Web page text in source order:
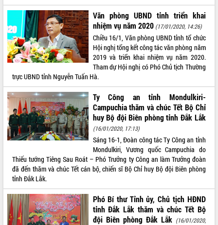
Diễn đàn Kinh tế tư nhân Việt Nam đột
phá cơ chế - Hợp tác công tư
Đề án 06 tạo bước ngoặt đột phá trong
cải cách hành chính tỉnh Đắk Lắk
Kết nối tour, đẩy mạnh chuyển đổi số
để phát triển du lịch Đắk Lắk
Khởi động Dự án Đầu tư xây dựng hạ
tầng kỹ thuật Cụm công nghiệp Tân
Tiến
Gặp mặt các cơ quan báo chí nhân Kỷ
niệm 101 năm Ngày Báo chí Cách
mạng Việt Nam
Đắk Lắk sơ kết 4 năm triển khai thực
Họp báo thông tin về Hội nghị Công bố
Quy hoạch và Xúc tiến đầu tư tỉnh Đắk
Lắk
Khơi thông điểm nghẽn, đẩy nhanh
giải ngân vốn khắc phục thiên tai
HĐND tỉnh thông qua điều chỉnh Quy
hoạch tỉnh thời kỳ 2021-2030
Văn phòng UBND tỉnh triển khai
nhiệm vụ năm 2020 (17/01/2020, 14:26)
Chiều 16/1, Văn phòng UBND tỉnh tổ chức
Hội nghị tổng kết công tác văn phòng năm
2019 và triển khai nhiệm vụ năm 2020.
Tham dự Hội nghị có Phó Chủ tịch Thường
trực UBND tỉnh Nguyễn Tuấn Hà.
Ty Công an tỉnh Mondulkiri-
Campuchia thăm và chúc Tết Bộ Chỉ
huy Bộ đội Biên phòng tỉnh Đắk Lắk
(16/01/2020, 17:13)
Sáng 16-1, Đoàn công tác Ty Công an tỉnh
Mondulkiri, Vương quốc Campuchia do
Thiếu tướng Tiêng Sau Roát – Phó Trưởng ty Công an làm Trưởng đoàn
đã đến thăm và chúc Tết cán bộ, chiến sĩ Bộ Chỉ huy Bộ đội Biên phòng
tỉnh Đắk Lắk.
Phó Bí thư Tỉnh ủy, Chủ tịch HĐND
tỉnh Đắk Lắk thăm và chúc Tết Bộ
đội Biên phòng Đắk Lắk (16/01/2020,